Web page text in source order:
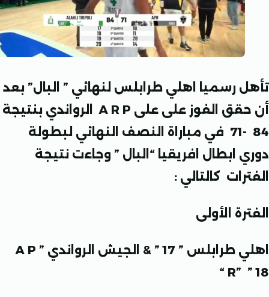
رسميا اهلي طرابلس لنهائي ” البال” بعد
الفوز على علىA R P الرواندي بنتيجة
84 -71 في مباراة النصف النهائي لبطولة
ابطال افريقيا “البال ” وجاءت نتيجة
كالتالي :
الأولى
” 17 ” & الجيش الرواندي
” A P
R”